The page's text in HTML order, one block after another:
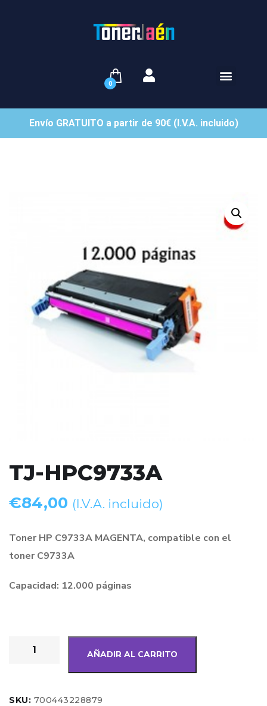
0
Envío GRATUITO a partir de 90€ (I.V.A. incluido)
TJ-HPC9733A
€84,00 (I.V.A. incluido)
Toner HP C9733A MAGENTA, compatible con el
toner C9733A
Capacidad: 12.000 páginas
AÑADIR AL CARRITO
SKU: 700443228879